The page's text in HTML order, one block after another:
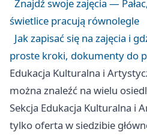
Znajdź swoje zajęcia —
świetlice pracują równolegle
Jak zapisać się na zajęcia i
proste kroki, dokumenty do
Edukacja Kulturalna i
można znaleźć na wielu
Sekcja Edukacja Kulturalna i
tylko oferta w siedzibie